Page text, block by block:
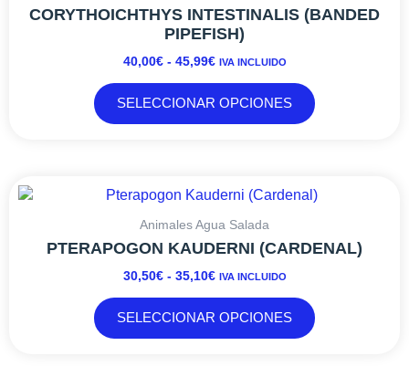
producto
CORYTHOICHTHYS INTESTINALIS (BANDED
PIPEFISH)
40,00€ - 45,99€
DESDE
40,00€
HASTA
45,99€
IVA INCLUIDO
SELECCIONAR OPCIONES
múltiples
pueden
página
Animales Agua Salada
PTERAPOGON KAUDERNI (CARDENAL)
30,50€ - 35,10€
DE
PRECIOS:
DESDE
HASTA
35,10€
IVA INCLUIDO
SELECCIONAR OPCIONES
producto
múltiples
se